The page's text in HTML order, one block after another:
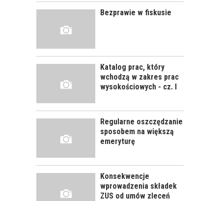
PRACOWNIKÓW?
CZĘŚĆ PIERWSZA!
WYGLĄDAĆ
PRAWIDŁOWE
SZKOLENIE
PRACOWNIKÓW?
ROZWÓJ
PRACOWNIKA - JAK O
NIEGO DBAĆ?
Bezprawie w fiskusie
Katalog prac, który
wchodzą w zakres prac
wysokościowych - cz. I
Regularne oszczędzanie
sposobem na większą
emeryturę
Konsekwencje
wprowadzenia składek
ZUS od umów zleceń